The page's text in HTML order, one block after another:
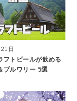
日
フトビールが飲める
ブルワリー 5選